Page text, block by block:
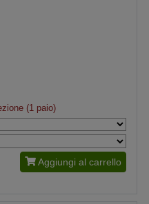
(1 paio)
Aggiungi al carrello